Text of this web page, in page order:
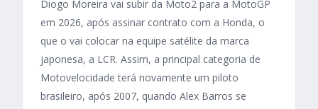
Diogo Moreira vai subir da Moto2 para a MotoGP
em 2026, após assinar contrato com a Honda, o
que o vai colocar na equipe satélite da marca
japonesa, a LCR. Assim, a principal categoria de
Motovelocidade terá novamente um piloto
brasileiro, após 2007, quando Alex Barros se